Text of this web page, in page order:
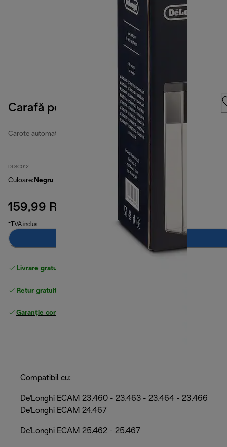
Carafă pentru lapte
Carote automate de lapte
DLSC012
Culoare: Negru
159,99 RON preț inițial 199,99 RON
(-20 %)
*TVA inclus
Adaugă în coș
Livrare gratuită standard
Retur gratuit
Garanție completă
Compatibil cu:
De'Longhi ECAM 23.460 - 23.463 - 23.464 - 23.466
De'Longhi ECAM 24.467
De'Longhi ECAM 25.462 - 25.467